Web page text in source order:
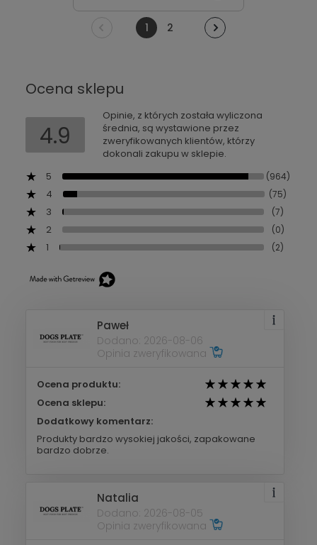
1 2
Ocena sklepu
4.9
Opinie, z których została wyliczona
średnia, są wystawione przez
zweryfikowanych klientów, którzy
dokonali zakupu w sklepie.
5
(964)
4 (75)
3 (7)
2 (0)
1 (2)
Paweł
Dodano: 2026-08-06
Opinia zweryfikowana
Ocena produktu:
Ocena sklepu:
Dodatkowy komentarz:
Produkty bardzo wysokiej jakości, zapakowane
bardzo dobrze.
Natalia
Dodano: 2026-08-05
Opinia zweryfikowana